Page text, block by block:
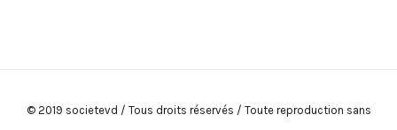
© 2019 societevd / Tous droits réservés / Toute reproduction sans